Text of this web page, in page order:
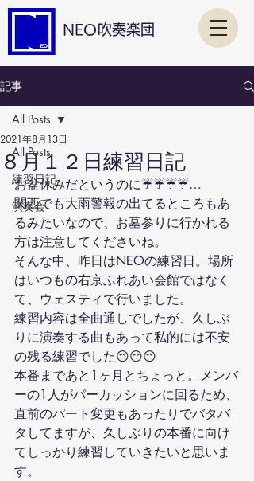
NEO吹奏楽団
記事
All Posts
練習日記
演奏会
All Posts
８月１２日練習日記
2021年8月13日
お盆休みだというのに☔️☔️☔️☔️…
関西でも大雨警報の出てるところもあ
るみたいなので、お墓参りに行かれる
方は注意してくださいね。
そんな中、昨日はNEOの練習日。場所
はいつもの右京ふれあい会館ではなく
て、ウェスティで行いました。
練習内容は全曲通しでしたが、久しぶ
りに演奏する曲もあって私的には不安
の残る練習でした😔😔😔
本番まであと1ヶ月とちょっと。メンバ
ーの1人がパーカッションに回るため、
直前のパート変更もあったりでバタバ
タしてますが、久しぶりの本番に向け
てしっかり練習していきたいと思いま
す。